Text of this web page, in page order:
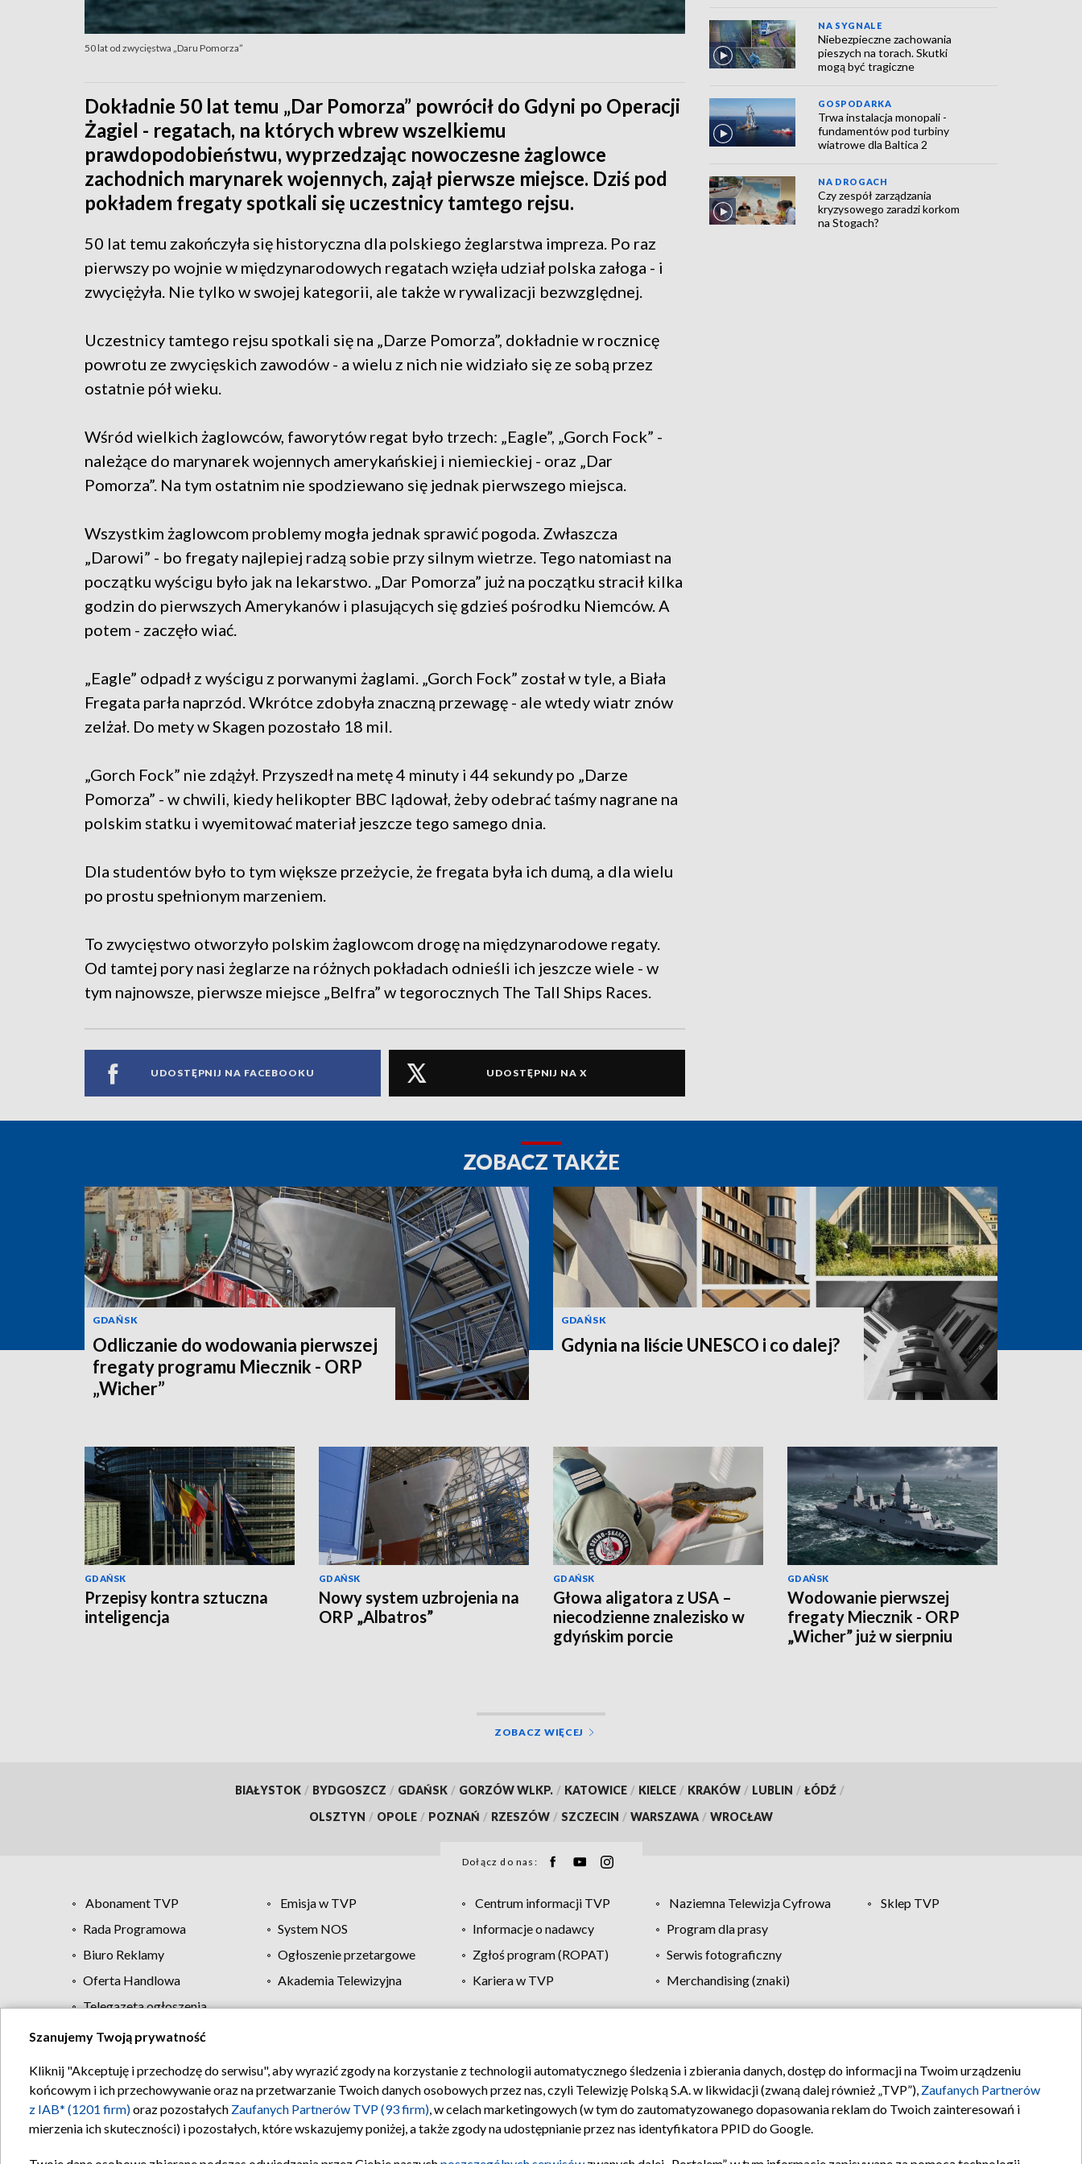
50 lat od zwycięstwa „Daru Pomorza”
Dokładnie 50 lat temu „Dar Pomorza” powrócił do Gdyni po Operacji
Żagiel - regatach, na których wbrew wszelkiemu
prawdopodobieństwu, wyprzedzając nowoczesne żaglowce
zachodnich marynarek wojennych, zajął pierwsze miejsce. Dziś pod
pokładem fregaty spotkali się uczestnicy tamtego rejsu.
50 lat temu zakończyła się historyczna dla polskiego żeglarstwa impreza. Po raz
pierwszy po wojnie w międzynarodowych regatach wzięła udział polska załoga - i
zwyciężyła. Nie tylko w swojej kategorii, ale także w rywalizacji bezwzględnej.
Uczestnicy tamtego rejsu spotkali się na „Darze Pomorza”, dokładnie w rocznicę
powrotu ze zwycięskich zawodów - a wielu z nich nie widziało się ze sobą przez
ostatnie pół wieku.
Wśród wielkich żaglowców, faworytów regat było trzech: „Eagle”, „Gorch Fock” -
należące do marynarek wojennych amerykańskiej i niemieckiej - oraz „Dar
Pomorza”. Na tym ostatnim nie spodziewano się jednak pierwszego miejsca.
Wszystkim żaglowcom problemy mogła jednak sprawić pogoda. Zwłaszcza
„Darowi” - bo fregaty najlepiej radzą sobie przy silnym wietrze. Tego natomiast na
początku wyścigu było jak na lekarstwo. „Dar Pomorza” już na początku stracił kilka
godzin do pierwszych Amerykanów i plasujących się gdzieś pośrodku Niemców. A
potem - zaczęło wiać.
„Eagle” odpadł z wyścigu z porwanymi żaglami. „Gorch Fock” został w tyle, a Biała
Fregata parła naprzód. Wkrótce zdobyła znaczną przewagę - ale wtedy wiatr znów
zelżał. Do mety w Skagen pozostało 18 mil.
„Gorch Fock” nie zdążył. Przyszedł na metę 4 minuty i 44 sekundy po „Darze
Pomorza” - w chwili, kiedy helikopter BBC lądował, żeby odebrać taśmy nagrane na
polskim statku i wyemitować materiał jeszcze tego samego dnia.
Dla studentów było to tym większe przeżycie, że fregata była ich dumą, a dla wielu
po prostu spełnionym marzeniem.
To zwycięstwo otworzyło polskim żaglowcom drogę na międzynarodowe regaty.
Od tamtej pory nasi żeglarze na różnych pokładach odnieśli ich jeszcze wiele - w
tym najnowsze, pierwsze miejsce „Belfra” w tegorocznych The Tall Ships Races.
UDOSTĘPNIJ NA FACEBOOKU UDOSTĘPNIJ NA X
NA SYGNALE
Niebezpieczne zachowania
pieszych na torach. Skutki
mogą być tragiczne
GOSPODARKA
Trwa instalacja monopali -
fundamentów pod turbiny
wiatrowe dla Baltica 2
NA DROGACH
Czy zespół zarządzania
kryzysowego zaradzi korkom
na Stogach?
ZOBACZ TAKŻE
GDAŃSK
Odliczanie do wodowania pierwszej
fregaty programu Miecznik - ORP
„Wicher”
GDAŃSK
Gdynia na liście UNESCO i co dalej?
GDAŃSK
Przepisy kontra sztuczna
inteligencja
GDAŃSK
Nowy system uzbrojenia na
ORP „Albatros”
GDAŃSK
Głowa aligatora z USA –
niecodzienne znalezisko w
gdyńskim porcie
GDAŃSK
Wodowanie pierwszej
fregaty Miecznik - ORP
„Wicher” już w sierpniu
ZOBACZ WIĘCEJ
BIAŁYSTOK / BYDGOSZCZ / GDAŃSK / GORZÓW WLKP. / KATOWICE / KIELCE / KRAKÓW / LUBLIN / ŁÓDŹ /
OLSZTYN / OPOLE / POZNAŃ / RZESZÓW / SZCZECIN / WARSZAWA / WROCŁAW
Dołącz do nas:
Abonament TVP Emisja w TVP Centrum informacji TVP Naziemna Telewizja Cyfrowa
Sklep TVP
Rada Programowa
System NOS Informacje o nadawcy
Program dla prasy
Biuro Reklamy
Ogłoszenie przetargowe Zgłoś program (ROPAT)
Serwis fotograficzny
Oferta Handlowa
Akademia Telewizyjna Kariera w TVP
Merchandising (znaki)
Telegazeta ogłoszenia
Regulamin TVP Polityka prywatności Moje zgody Pomoc Biuro reklamy Kontakt
Szanujemy Twoją prywatność
Kliknij "Akceptuję i przechodzę do serwisu", aby wyrazić zgody na korzystanie z technologii automatycznego śledzenia i zbierania danych, dostęp do informacji na Twoim urządzeniu
końcowym i ich przechowywanie oraz na przetwarzanie Twoich danych osobowych przez nas, czyli Telewizję Polską S.A. w likwidacji (zwaną dalej również „TVP”), Zaufanych Partnerów
z IAB* (1201 firm)oraz pozostałych Zaufanych Partnerów TVP (93 firm), w celach marketingowych (w tym do zautomatyzowanego dopasowania reklam do Twoich zainteresowań i
mierzenia ich skuteczności) i pozostałych, które wskazujemy poniżej, a także zgody na udostępnianie przez nas identyfikatora PPID do Google.